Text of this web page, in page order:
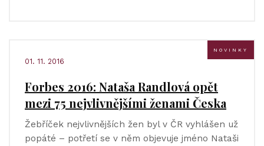
NOVINKY
01. 11. 2016
Forbes 2016: Nataša Randlová opět
mezi 75 nejvlivnějšími ženami Česka
Žebříček nejvlivnějších žen byl v ČR vyhlášen už
popáté – potřetí se v něm objevuje jméno Nataši